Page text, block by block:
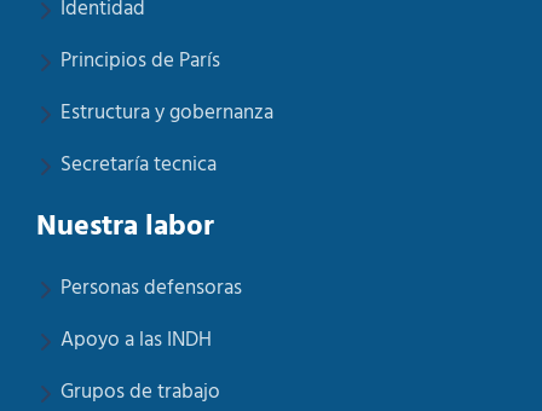
Identidad
Principios de París
Estructura y gobernanza
Secretaría tecnica
Nuestra labor
Personas defensoras
Apoyo a las INDH
Grupos de trabajo